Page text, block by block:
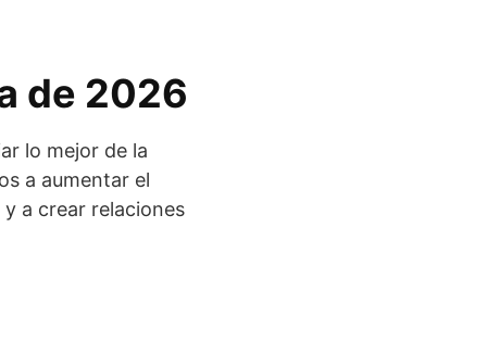
de 2026
lo mejor de la
a aumentar el
a crear relaciones